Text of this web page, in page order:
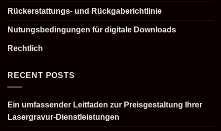
Rückerstattungs- und Rückgaberichtlinie
Nutungsbedingungen für digitale Downloads
Rechtlich
RECENT POSTS
Ein umfassender Leitfaden zur Preisgestaltung Ihrer
Lasergravur-Dienstleistungen